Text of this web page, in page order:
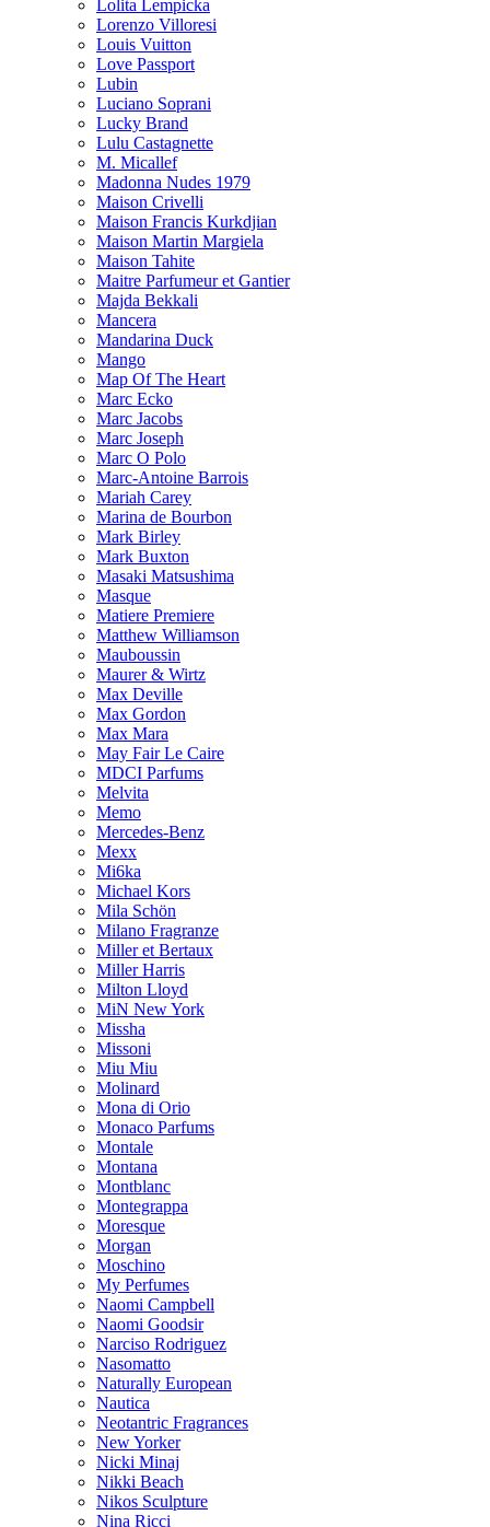
Lolita Lempicka
Lorenzo Villoresi
Louis Vuitton
Love Passport
Lubin
Luciano Soprani
Lucky Brand
Lulu Castagnette
M. Micallef
Madonna Nudes 1979
Maison Crivelli
Maison Francis Kurkdjian
Maison Martin Margiela
Maison Tahite
Maitre Parfumeur et Gantier
Majda Bekkali
Mancera
Mandarina Duck
Mango
Map Of The Heart
Marc Ecko
Marc Jacobs
Marc Joseph
Marc O Polo
Marc-Antoine Barrois
Mariah Carey
Marina de Bourbon
Mark Birley
Mark Buxton
Masaki Matsushima
Masque
Matiere Premiere
Matthew Williamson
Mauboussin
Maurer & Wirtz
Max Deville
Max Gordon
Max Mara
May Fair Le Caire
MDCI Parfums
Melvita
Memo
Mercedes-Benz
Mexx
Mi6ka
Michael Kors
Mila Schön
Milano Fragranze
Miller et Bertaux
Miller Harris
Milton Lloyd
MiN New York
Missha
Missoni
Miu Miu
Molinard
Mona di Orio
Monaco Parfums
Montale
Montana
Montblanc
Montegrappa
Moresque
Morgan
Moschino
My Perfumes
Naomi Campbell
Naomi Goodsir
Narciso Rodriguez
Nasomatto
Naturally European
Nautica
Neotantric Fragrances
New Yorker
Nicki Minaj
Nikki Beach
Nikos Sculpture
Nina Ricci